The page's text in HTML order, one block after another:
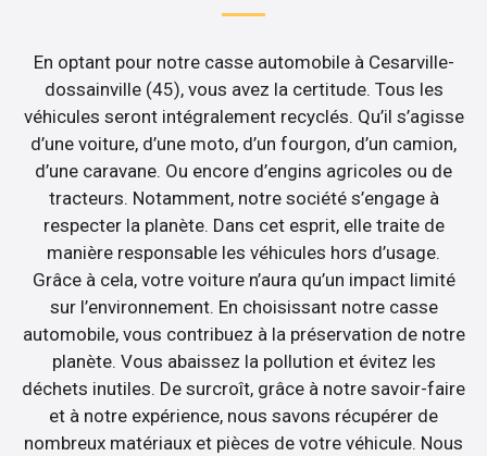
En optant pour notre casse automobile à Cesarville-
dossainville (45), vous avez la certitude. Tous les
véhicules seront intégralement recyclés. Qu’il s’agisse
d’une voiture, d’une moto, d’un fourgon, d’un camion,
d’une caravane. Ou encore d’engins agricoles ou de
tracteurs. Notamment, notre société s’engage à
respecter la planète. Dans cet esprit, elle traite de
manière responsable les véhicules hors d’usage.
Grâce à cela, votre voiture n’aura qu’un impact limité
sur l’environnement. En choisissant notre casse
automobile, vous contribuez à la préservation de notre
planète. Vous abaissez la pollution et évitez les
déchets inutiles. De surcroît, grâce à notre savoir-faire
et à notre expérience, nous savons récupérer de
nombreux matériaux et pièces de votre véhicule. Nous